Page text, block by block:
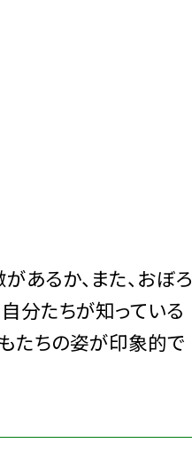
あるか、また、おぼろ
分たちが知っている
たちの姿が印象的で